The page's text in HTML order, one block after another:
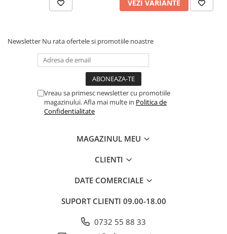
VEZI VARIANTE
Newsletter Nu rata ofertele si promotiile noastre
Vreau sa primesc newsletter cu promotiile
magazinului. Afla mai multe in Politica de
Confidentialitate
MAGAZINUL MEU
CLIENTI
DATE COMERCIALE
SUPORT CLIENTI 09.00-18.00
0732 55 88 33